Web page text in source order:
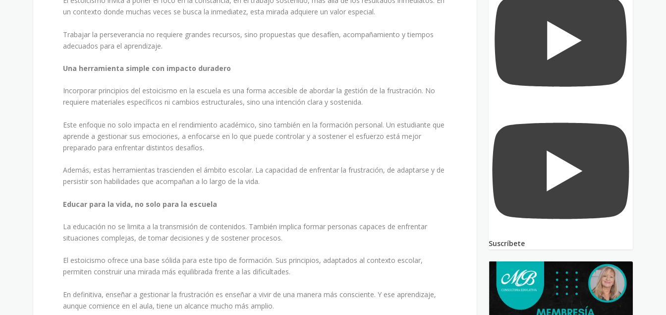
un contexto donde muchas veces se busca la inmediatez, esta mirada adquiere un valor especial.
Trabajar la perseverancia no requiere grandes recursos, sino propuestas que desafíen, acompañamiento y tiempos
adecuados para el aprendizaje.
Una herramienta simple con impacto duradero
Incorporar principios del estoicismo en la escuela es una forma accesible de abordar la gestión de la frustración. No
requiere materiales específicos ni cambios estructurales, sino una intención clara y sostenida.
Este enfoque no solo impacta en el rendimiento académico, sino también en la formación personal. Un estudiante que
aprende a gestionar sus emociones, a enfocarse en lo que puede controlar y a sostener el esfuerzo está mejor
preparado para enfrentar distintos desafíos.
Además, estas herramientas trascienden el ámbito escolar. La capacidad de enfrentar la frustración, de adaptarse y de
persistir son habilidades que acompañan a lo largo de la vida.
Educar para la vida, no solo para la escuela
La educación no se limita a la transmisión de contenidos. También implica formar personas capaces de enfrentar
situaciones complejas, de tomar decisiones y de sostener procesos.
El estoicismo ofrece una base sólida para este tipo de formación. Sus principios, adaptados al contexto escolar,
permiten construir una mirada más equilibrada frente a las dificultades.
En definitiva, enseñar a gestionar la frustración es enseñar a vivir de una manera más consciente. Y ese aprendizaje,
aunque comience en el aula, tiene un alcance mucho más amplio.
Suscríbete